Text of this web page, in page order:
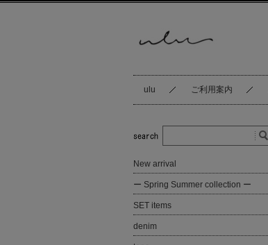
ulu ご利用案内
New arrival
ー Spring Summer collection ー
SET items
denim